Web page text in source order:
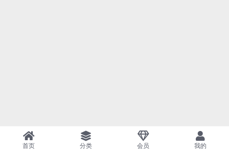
首页 分类 会员 我的